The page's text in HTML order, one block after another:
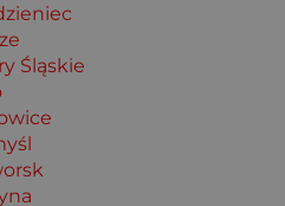
Śląskie